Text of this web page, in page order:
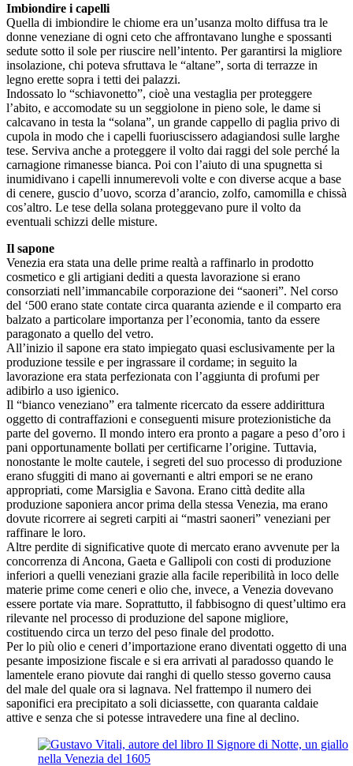
Imbiondire i capelli
Quella di imbiondire le chiome era un’usanza molto diffusa tra le
donne veneziane di ogni ceto che affrontavano lunghe e spossanti
sedute sotto il sole per riuscire nell’intento. Per garantirsi la migliore
insolazione, chi poteva sfruttava le “altane”, sorta di terrazze in
legno erette sopra i tetti dei palazzi.
Indossato lo “schiavonetto”, cioè una vestaglia per proteggere
l’abito, e accomodate su un seggiolone in pieno sole, le dame si
calcavano in testa la “solana”, un grande cappello di paglia privo di
cupola in modo che i capelli fuoriuscissero adagiandosi sulle larghe
tese. Serviva anche a proteggere il volto dai raggi del sole perché la
carnagione rimanesse bianca. Poi con l’aiuto di una spugnetta si
inumidivano i capelli innumerevoli volte e con diverse acque a base
di cenere, guscio d’uovo, scorza d’arancio, zolfo, camomilla e chissà
cos’altro. Le tese della solana proteggevano pure il volto da
eventuali schizzi delle misture.
Il sapone
Venezia era stata una delle prime realtà a raffinarlo in prodotto
cosmetico e gli artigiani dediti a questa lavorazione si erano
consorziati nell’immancabile corporazione dei “saoneri”. Nel corso
del ‘500 erano state contate circa quaranta aziende e il comparto era
balzato a particolare importanza per l’economia, tanto da essere
paragonato a quello del vetro.
All’inizio il sapone era stato impiegato quasi esclusivamente per la
produzione tessile e per ingrassare il cordame; in seguito la
lavorazione era stata perfezionata con l’aggiunta di profumi per
adibirlo a uso igienico.
Il “bianco veneziano” era talmente ricercato da essere addirittura
oggetto di contraffazioni e conseguenti misure protezionistiche da
parte del governo. Il mondo intero era pronto a pagare a peso d’oro i
pani opportunamente bollati per certificarne l’origine. Tuttavia,
nonostante le molte cautele, i segreti del suo processo di produzione
erano sfuggiti di mano ai governanti e altri empori se ne erano
appropriati, come Marsiglia e Savona. Erano città dedite alla
produzione saponiera ancor prima della stessa Venezia, ma erano
dovute ricorrere ai segreti carpiti ai “mastri saoneri” veneziani per
raffinare le loro.
Altre perdite di significative quote di mercato erano avvenute per la
concorrenza di Ancona, Gaeta e Gallipoli con costi di produzione
inferiori a quelli veneziani grazie alla facile reperibilità in loco delle
materie prime come ceneri e olio che, invece, a Venezia dovevano
essere portate via mare. Soprattutto, il fabbisogno di quest’ultimo era
rilevante nel processo di produzione del sapone migliore,
costituendo circa un terzo del peso finale del prodotto.
Per lo più olio e ceneri d’importazione erano diventati oggetto di una
pesante imposizione fiscale e si era arrivati al paradosso quando le
lamentele erano piovute dai ranghi di quello stesso governo causa
del male del quale ora si lagnava. Nel frattempo il numero dei
saponifici era precipitato a soli diciassette, con quaranta caldaie
attive e senza che si potesse intravedere una fine al declino.